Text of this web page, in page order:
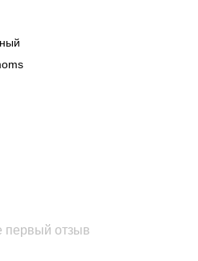
первый отзыв